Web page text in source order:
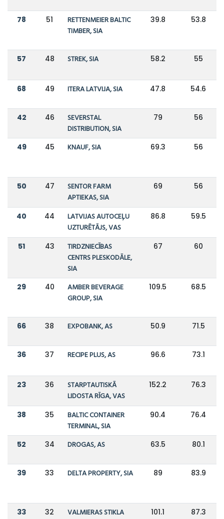
78 51
RETTENMEIER BALTIC
TIMBER, SIA
39.8 53.8
57 48 STREK, SIA 58.2 55
68 49 ITERA LATVIJA, SIA 47.8 54.6
42 46
SEVERSTAL
DISTRIBUTION, SIA
79 56
49 45 KNAUF, SIA 69.3 56
50 47
SENTOR FARM
APTIEKAS, SIA
69 56
40 44
LATVIJAS AUTOCEĻU
UZTURĒTĀJS, VAS
86.8 59.5
51 43
TIRDZNIECĪBAS
CENTRS PLESKODĀLE,
SIA
67 60
29 40
AMBER BEVERAGE
GROUP, SIA
109.5 68.5
66 38 EXPOBANK, AS 50.9 71.5
36 37 RECIPE PLUS, AS 96.6 73.1
23 36
STARPTAUTISKĀ
LIDOSTA RĪGA, VAS
152.2 76.3
38 35
BALTIC CONTAINER
TERMINAL, SIA
90.4 76.4
52 34 DROGAS, AS 63.5 80.1
39 33 DELTA PROPERTY, SIA 89 83.9
33 32
VALMIERAS STIKLA
101.1 87.3